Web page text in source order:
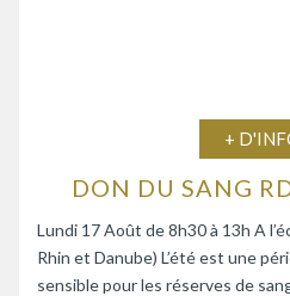
+
DON DU SANG
Lundi 17 Août de 8h30 à 13h A
Rhin et Danube) L’été est une
sensible pour les réserves de